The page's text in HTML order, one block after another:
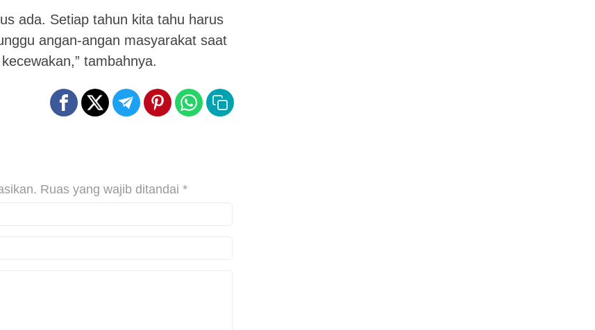
ada. Setiap tahun kita tahu harus
angan-angan masyarakat saat
tambahnya.
Ruas yang wajib ditandai *